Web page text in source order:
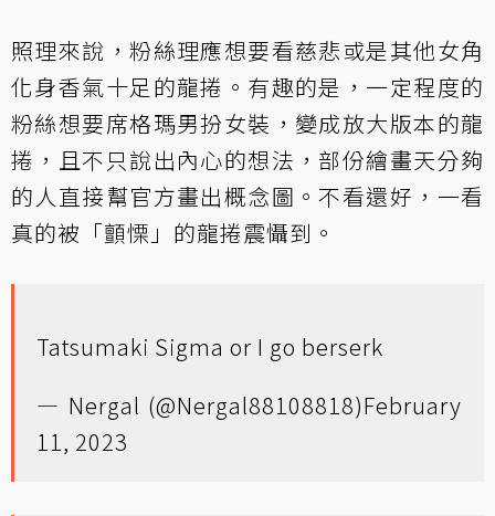
照理來說，粉絲理應想要看慈悲或是其他女角
化身香氣十足的龍捲。有趣的是，一定程度的
粉絲想要席格瑪男扮女裝，變成放大版本的龍
捲，且不只說出內心的想法，部份繪畫天分夠
的人直接幫官方畫出概念圖。不看還好，一看
真的被「顫慄」的龍捲震懾到。
Tatsumaki Sigma or I go berserk
— Nergal (@Nergal88108818)February
11, 2023